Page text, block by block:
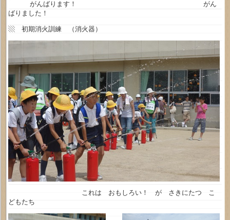
がんばります！ がん
ばりました！
▧ 初期消火訓練 （消火器）
これは おもしろい！ が さきにたつ こ
どもたち